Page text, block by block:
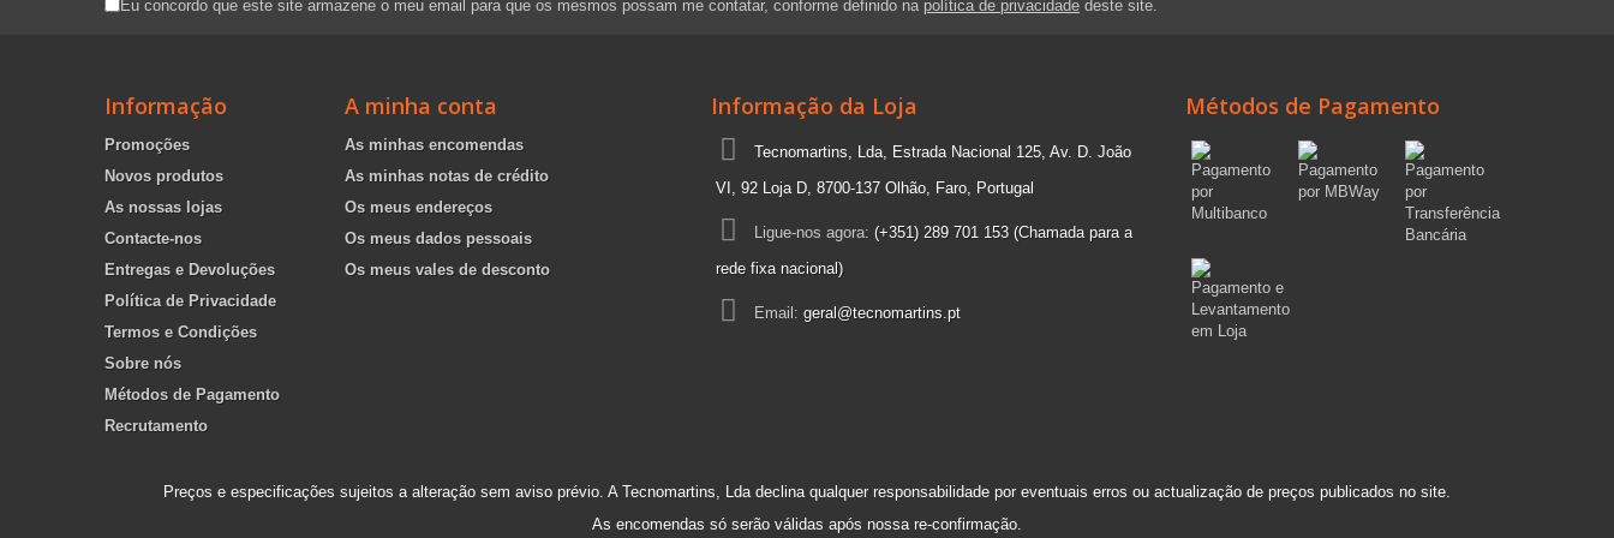
Eu concordo que este site armazene o meu email para que os mesmos possam me contatar, conforme definido na política de privacidade deste site.
Informação
Promoções
Novos produtos
As nossas lojas
Contacte-nos
Entregas e Devoluções
Política de Privacidade
Termos e Condições
Sobre nós
Métodos de Pagamento
Recrutamento
A minha conta
As minhas encomendas
As minhas notas de crédito
Os meus endereços
Os meus dados pessoais
Os meus vales de desconto
Informação da Loja
Tecnomartins, Lda, Estrada Nacional 125, Av. D. João
VI, 92 Loja D, 8700-137 Olhão, Faro, Portugal
Ligue-nos agora: (+351) 289 701 153 (Chamada para a
rede fixa nacional)
Email: geral@tecnomartins.pt
Métodos de Pagamento
Preços e especificações sujeitos a alteração sem aviso prévio. A Tecnomartins, Lda declina qualquer responsabilidade por eventuais erros ou actualização de preços publicados no site.
As encomendas só serão válidas após nossa re-confirmação.